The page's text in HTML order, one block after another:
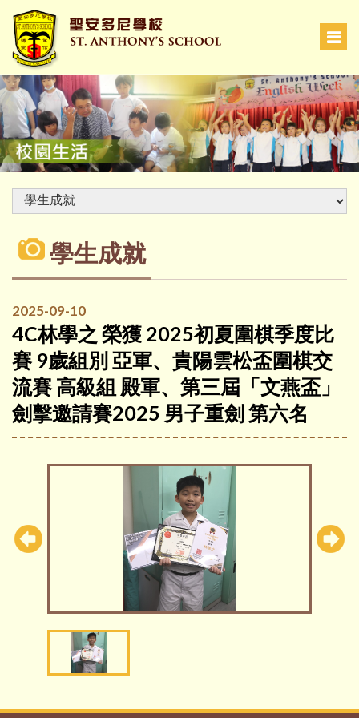
學生成就
2025-09-10
4C林學之 榮獲 2025初夏圍棋季度比
賽 9歲組別 亞軍、貴陽雲松盃圍棋交
流賽 高級組 殿軍、第三屆「文燕盃」
劍擊邀請賽2025 男子重劍 第六名